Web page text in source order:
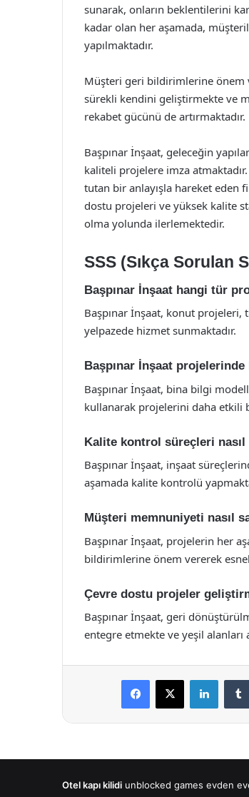
sunarak, onların beklentilerini
kadar olan her aşamada,
yapılmaktadır.
Müşteri geri bildirimlerine önem
sürekli kendini geliştirmekte ve
rekabet gücünü de artırmaktadır.
Başpınar İnşaat, geleceğin
kaliteli projelere imza
tutan bir anlayışla hareket eden
dostu projeleri ve yüksek kalite
olma yolunda ilerlemektedir.
SSS (Sıkça Sorulan
Başpınar İnşaat hangi tür
Başpınar İnşaat, konut projeleri,
yelpazede hizmet sunmaktadır.
Başpınar İnşaat
Başpınar İnşaat, bina bilgi
kullanarak projelerini daha etkili
Kalite kontrol süreçleri
Başpınar İnşaat, inşaat
aşamada kalite kontrolü
Müşteri memnuniyeti nasıl
Başpınar İnşaat, projelerin her
bildirimlerine önem vererek
Çevre dostu projeler
Başpınar İnşaat, geri
entegre etmekte ve yeşil
Facebook
X
Otel kapı kilidi unblocked games evden